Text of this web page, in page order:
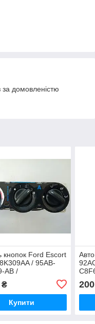
домовленістю
кнопок Ford Escort
/ 95AB-
AB /
Купити
200